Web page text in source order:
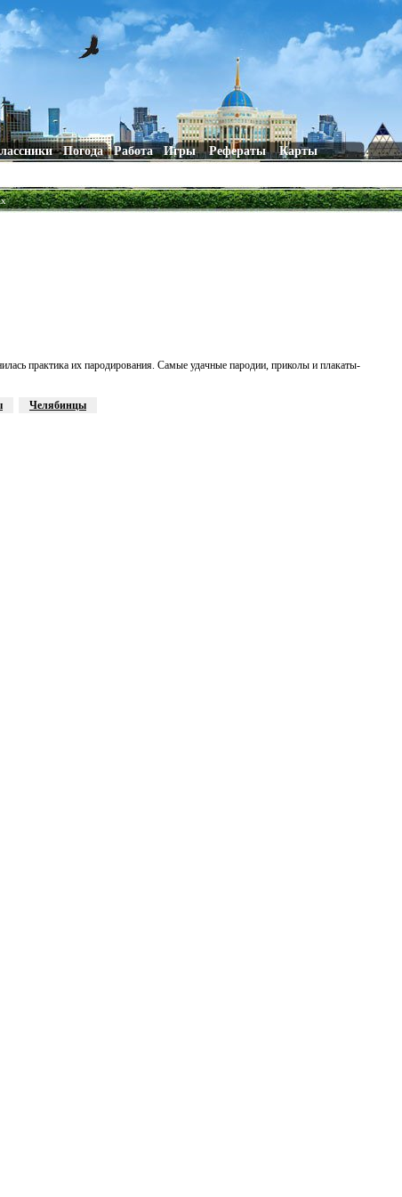
Погода Работа Игры Рефераты Карты
практика их пародирования. Самые удачные пародии, приколы и плакаты-
Челябинцы